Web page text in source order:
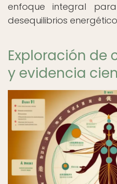
enfoque integral
desequilibrios
Exploración de
y evidencia